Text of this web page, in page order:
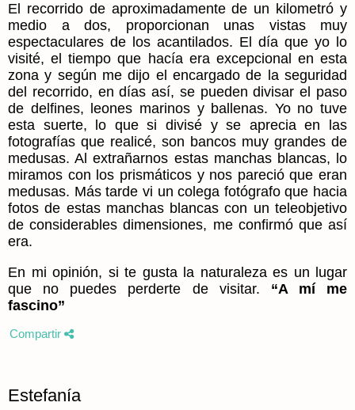
El recorrido de aproximadamente de un kilometró y
medio a dos, proporcionan unas vistas muy
espectaculares de los acantilados. El día que yo lo
visité, el tiempo que hacía era excepcional en esta
zona y según me dijo el encargado de la seguridad
del recorrido, en días así, se pueden divisar el paso
de delfines, leones marinos y ballenas. Yo no tuve
esta suerte, lo que si divisé y se aprecia en las
fotografías que realicé, son bancos muy grandes de
medusas. Al extrañarnos estas manchas blancas, lo
miramos con los prismáticos y nos pareció que eran
medusas. Más tarde vi un colega fotógrafo que hacia
fotos de estas manchas blancas con un teleobjetivo
de considerables dimensiones, me confirmó que así
era.
En mi opinión, si te gusta la naturaleza es un lugar
que no puedes perderte de visitar. “A mí me
fascino”
Compartir
Estefanía